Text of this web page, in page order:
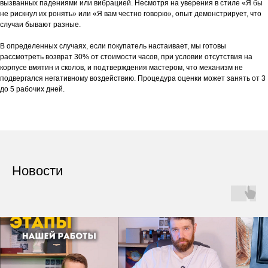
вызванных падениями или вибрацией. Несмотря на уверения в стиле «Я бы
не рискнул их ронять» или «Я вам честно говорю», опыт демонстрирует, что
случаи бывают разные.
В определенных случаях, если покупатель настаивает, мы готовы
рассмотреть возврат 30% от стоимости часов, при условии отсутствия на
корпусе вмятин и сколов, и подтверждения мастером, что механизм не
подвергался негативному воздействию. Процедура оценки может занять от 3
до 5 рабочих дней.
Новости